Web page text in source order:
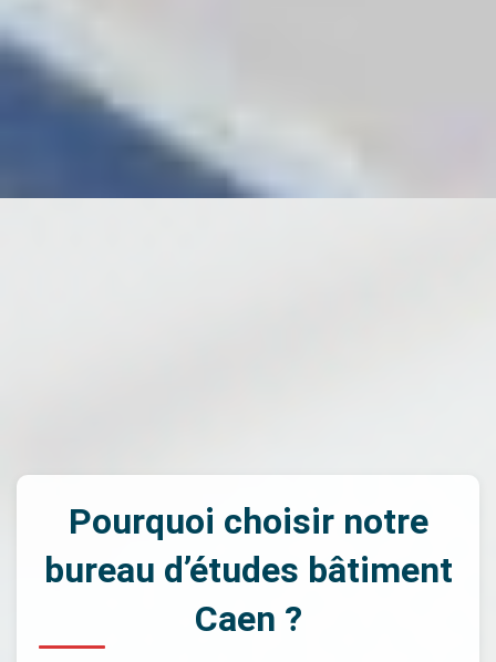
Pourquoi choisir notre
bureau d’études bâtiment
Caen ?